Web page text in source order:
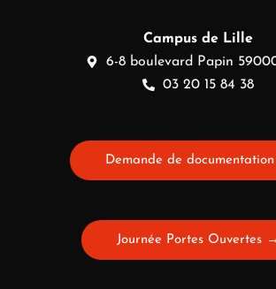
Campus de Lille
6-8 boulevard Papin
03 20 15 84 38
Demande de
Journée Portes Ouvertes →